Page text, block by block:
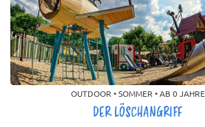
DER LÖSCHANGRIFF
OUTDOOR • SOMMER • AB 0 JAHRE